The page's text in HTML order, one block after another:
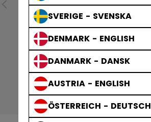
SVERIGE - SVENSKA
DENMARK - ENGLISH
DANMARK - DANSK
AUSTRIA - ENGLISH
ÖSTERREICH - DEUTSCH